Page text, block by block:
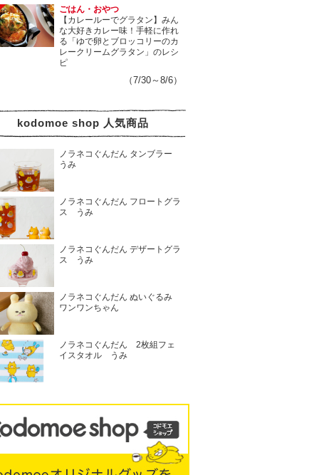
ごはん・おやつ
【カレールーでグラタン】みん
な大好きカレー味！手軽に作れ
る「ゆで卵とブロッコリーのカ
レークリームグラタン」のレシ
ピ
（7/30～8/6）
kodomoe shop 人気商品
ノラネコぐんだん タンブラー
うみ
ノラネコぐんだん フロートグラ
ス うみ
ノラネコぐんだん デザートグラ
ス うみ
ノラネコぐんだん ぬいぐるみ
ワンワンちゃん
ノラネコぐんだん 2枚組フェ
イスタオル うみ